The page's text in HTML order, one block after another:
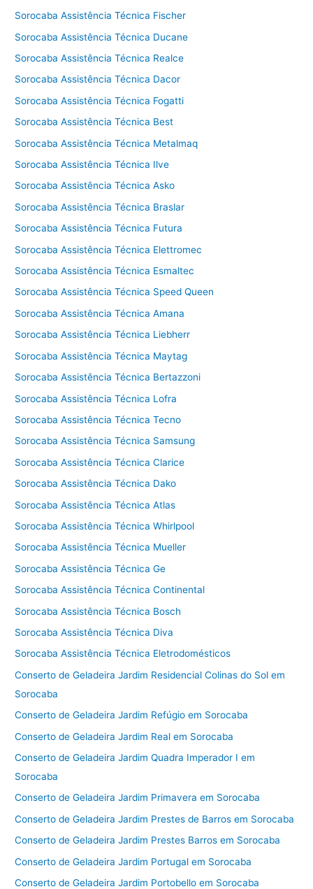
Sorocaba Assistência Técnica Fischer
Sorocaba Assistência Técnica Ducane
Sorocaba Assistência Técnica Realce
Sorocaba Assistência Técnica Dacor
Sorocaba Assistência Técnica Fogatti
Sorocaba Assistência Técnica Best
Sorocaba Assistência Técnica Metalmaq
Sorocaba Assistência Técnica Ilve
Sorocaba Assistência Técnica Asko
Sorocaba Assistência Técnica Braslar
Sorocaba Assistência Técnica Futura
Sorocaba Assistência Técnica Elettromec
Sorocaba Assistência Técnica Esmaltec
Sorocaba Assistência Técnica Speed Queen
Sorocaba Assistência Técnica Amana
Sorocaba Assistência Técnica Liebherr
Sorocaba Assistência Técnica Maytag
Sorocaba Assistência Técnica Bertazzoni
Sorocaba Assistência Técnica Lofra
Sorocaba Assistência Técnica Tecno
Sorocaba Assistência Técnica Samsung
Sorocaba Assistência Técnica Clarice
Sorocaba Assistência Técnica Dako
Sorocaba Assistência Técnica Atlas
Sorocaba Assistência Técnica Whirlpool
Sorocaba Assistência Técnica Mueller
Sorocaba Assistência Técnica Ge
Sorocaba Assistência Técnica Continental
Sorocaba Assistência Técnica Bosch
Sorocaba Assistência Técnica Diva
Sorocaba Assistência Técnica Eletrodomésticos
Conserto de Geladeira Jardim Residencial Colinas do Sol em
Sorocaba
Conserto de Geladeira Jardim Refúgio em Sorocaba
Conserto de Geladeira Jardim Real em Sorocaba
Conserto de Geladeira Jardim Quadra Imperador I em
Sorocaba
Conserto de Geladeira Jardim Primavera em Sorocaba
Conserto de Geladeira Jardim Prestes de Barros em Sorocaba
Conserto de Geladeira Jardim Prestes Barros em Sorocaba
Conserto de Geladeira Jardim Portugal em Sorocaba
Conserto de Geladeira Jardim Portobello em Sorocaba